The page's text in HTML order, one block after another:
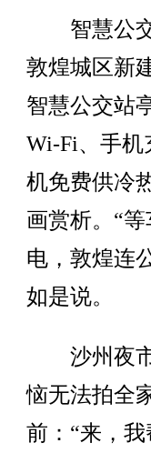
智慧公交
敦煌城区新
智慧公交站
Wi-Fi、手机
机免费供冷
画赏析。“
电，敦煌连
如是说。
沙州夜市
恼无法拍全
前：“来，